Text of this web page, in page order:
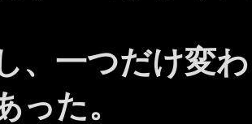
、一つだけ変
った。